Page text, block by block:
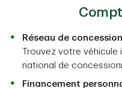
Réseau de
Trouvez votre véhicule
national de
Financement